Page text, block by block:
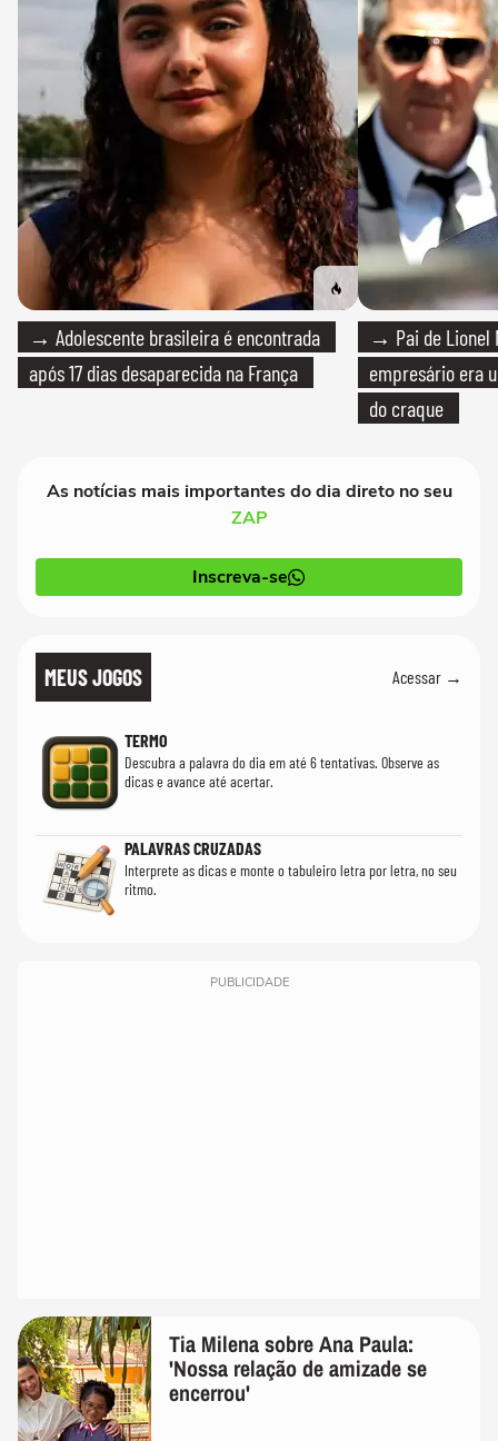
→ Adolescente brasileira é encontrada
após 17 dias desaparecida na França
→ Pai de Lionel
empresário era
do craque
As notícias mais importantes do dia direto no seu
ZAP
Inscreva-se
MEUS JOGOS Acessar →
TERMO
Descubra a palavra do dia em até 6 tentativas. Observe as
dicas e avance até acertar.
PALAVRAS CRUZADAS
Interprete as dicas e monte o tabuleiro letra por letra, no seu
ritmo.
PUBLICIDADE
Tia Milena sobre Ana Paula:
'Nossa relação de amizade se
encerrou'